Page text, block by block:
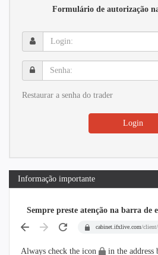
Formulário de autorização
Login:
Senha:
Restaurar a senha do trader
Login
Informação importante
Sempre preste atenção na barra de
cabinet.ifxlive.com/
Always check the icon in the